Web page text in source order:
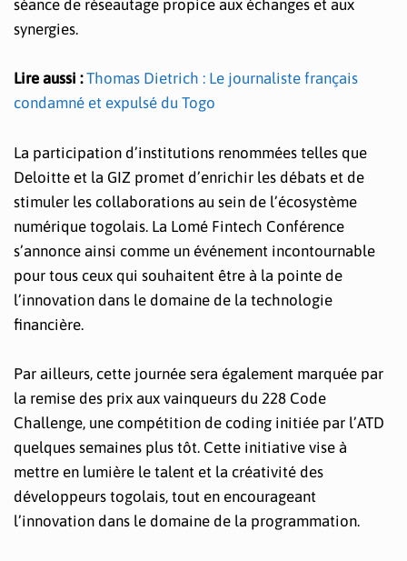
séance de réseautage propice aux échanges et aux
synergies.
Lire aussi :Thomas Dietrich : Le journaliste français
condamné et expulsé du Togo
La participation d’institutions renommées telles que
Deloitte et la GIZ promet d’enrichir les débats et de
stimuler les collaborations au sein de l’écosystème
numérique togolais. La Lomé Fintech Conférence
s’annonce ainsi comme un événement incontournable
pour tous ceux qui souhaitent être à la pointe de
l’innovation dans le domaine de la technologie
financière.
Par ailleurs, cette journée sera également marquée par
la remise des prix aux vainqueurs du 228 Code
Challenge, une compétition de coding initiée par l’ATD
quelques semaines plus tôt. Cette initiative vise à
mettre en lumière le talent et la créativité des
développeurs togolais, tout en encourageant
l’innovation dans le domaine de la programmation.